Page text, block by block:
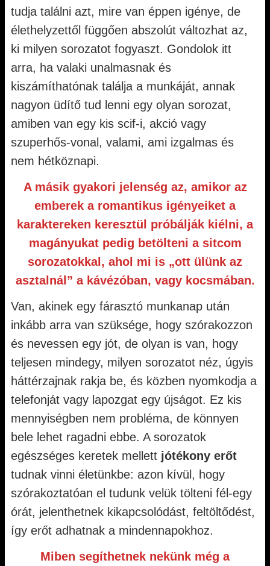
tudja találni azt, mire van éppen igénye, de
élethelyzettől függően abszolút változhat az,
ki milyen sorozatot fogyaszt. Gondolok itt
arra, ha valaki unalmasnak és
kiszámíthatónak találja a munkáját, annak
nagyon üdítő tud lenni egy olyan sorozat,
amiben van egy kis scif-i, akció vagy
szuperhős-vonal, valami, ami izgalmas és
nem hétköznapi.
A másik gyakori jelenség az, amikor az
emberek a romantikus igényeiket a
karaktereken keresztül próbálják kiélni, a
magányukat pedig betölteni a sitcom
sorozatokkal, ahol mi is „ott ülünk az
asztalnál” a kávézóban, vagy kocsmában.
Van, akinek egy fárasztó munkanap után
inkább arra van szüksége, hogy szórakozzon
és nevessen egy jót, de olyan is van, hogy
teljesen mindegy, milyen sorozatot néz, úgyis
háttérzajnak rakja be, és közben nyomkodja a
telefonját vagy lapozgat egy újságot. Ez kis
mennyiségben nem probléma, de könnyen
bele lehet ragadni ebbe. A sorozatok
egészséges keretek mellett jótékony erőt
tudnak vinni életünkbe: azon kívül, hogy
szórakoztatóan el tudunk velük tölteni fél-egy
órát, jelenthetnek kikapcsolódást, feltöltődést,
így erőt adhatnak a mindennapokhoz.
Miben segíthetnek nekünk még a